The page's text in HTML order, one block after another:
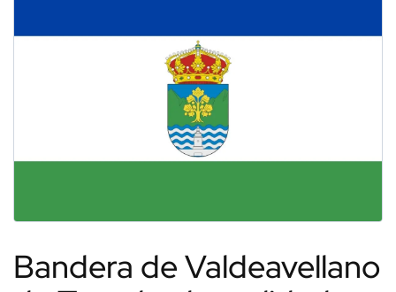
Bandera de Valdeavellano